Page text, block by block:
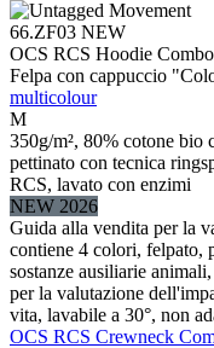
66.ZF03 NEW
OCS RCS Hoodie Combo
Felpa con cappuccio
multicolour
M
350g/m², 80% cotone bio
pettinato con tecnica
RCS, lavato con enzimi
NEW 2026
Guida alla vendita per la
contiene 4 colori, felpato,
sostanze ausiliarie
per la valutazione
vita, lavabile a 30°, non
OCS RCS Crewneck